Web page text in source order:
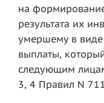
на
результата их
умершему в
выплаты,
следующим
3, 4 Правил N